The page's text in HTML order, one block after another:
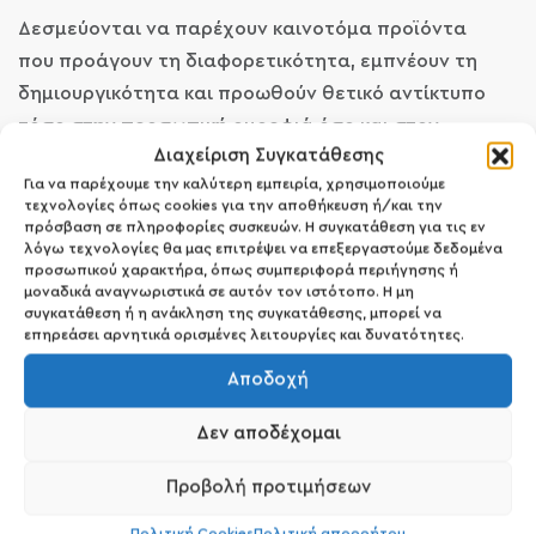
Διαχείριση Συγκατάθεσης
Για να παρέχουμε την καλύτερη εμπειρία, χρησιμοποιούμε
τεχνολογίες όπως cookies για την αποθήκευση ή/και την
πρόσβαση σε πληροφορίες συσκευών. Η συγκατάθεση για τις εν
λόγω τεχνολογίες θα μας επιτρέψει να επεξεργαστούμε δεδομένα
προσωπικού χαρακτήρα, όπως συμπεριφορά περιήγησης ή
μοναδικά αναγνωριστικά σε αυτόν τον ιστότοπο. Η μη
συγκατάθεση ή η ανάκληση της συγκατάθεσης, μπορεί να
επηρεάσει αρνητικά ορισμένες λειτουργίες και δυνατότητες.
Αποδοχή
Δεν αποδέχομαι
Προβολή προτιμήσεων
Δεσμεύονται να παρέχουν καινοτόμα προϊόντα
που προάγουν τη διαφορετικότητα, εμπνέουν τη
δημιουργικότητα και προωθούν θετικό αντίκτυπο
τόσο στην προσωπική ομορφιά όσο και στον
κόσμο γύρω μας.
ΠΕΡΙΣΣΟΤΕΡΑ ΠΡΟΙΟΝΤΑ ELIXIR
Μακιγιάζ Προσώπου